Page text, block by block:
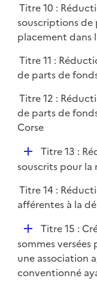
i
e
r
Titre 10 :
souscriptions de
placement dans
Titre 11 :
de parts de
Titre 12 :
de parts de
Corse
D
é
l
i
Titre 13 :
souscrits pour la
Titre 14 :
afférentes à la
D
é
p
l
Titre 15 :
sommes
une association
conventionné